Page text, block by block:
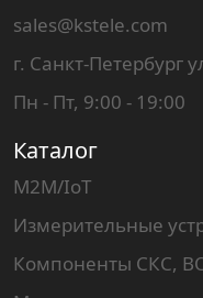
Каталог
M2M/IoT
Измерительные
Компоненты СКС,
sales@kstele.com
г. Санкт-Петербург
Пн - Пт, 9:00 - 19:00